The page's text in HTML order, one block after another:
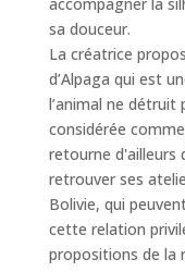
sa douceur.
La créatrice
d’Alpaga qui est
l’animal ne
considérée
retourne d'ailleurs
retrouver ses
Bolivie, qui
cette relation
propositions de la